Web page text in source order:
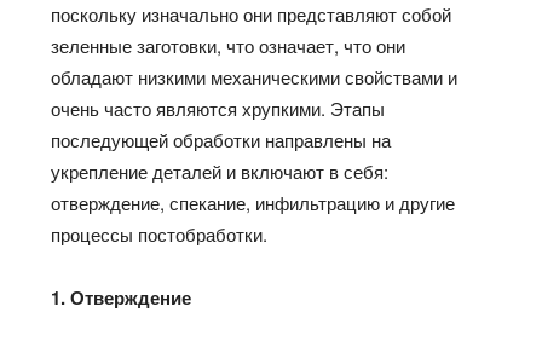
поскольку изначально они представляют собой
зеленные заготовки, что означает, что они
обладают низкими механическими свойствами и
очень часто являются хрупкими. Этапы
последующей обработки направлены на
укрепление деталей и включают в себя:
отверждение, спекание, инфильтрацию и другие
процессы постобработки.
1. Отверждение